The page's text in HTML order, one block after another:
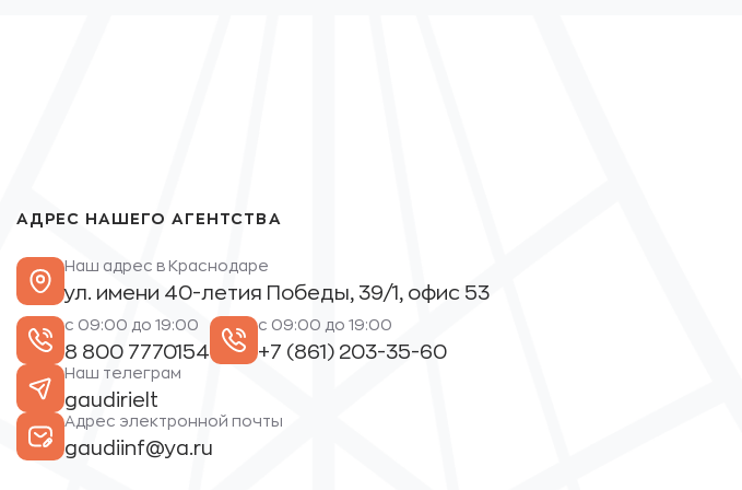
АДРЕС НАШЕГО АГЕНТСТВА
Наш адрес в Краснодаре
ул. имени 40-летия Победы, 39/1, офис 53
с 09:00 до 19:00
8 800 7770154
с 09:00 до 19:00
+7 (861) 203-35-60
Наш телеграм
gaudirielt
Адрес электронной почты
gaudiinf@ya.ru